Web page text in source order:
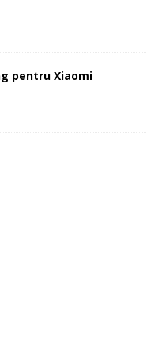
pentru Xiaomi